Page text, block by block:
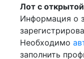
Лот с
Информация о
Необходимо
заполнить